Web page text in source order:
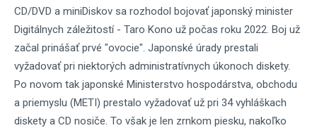
CD/DVD a miniDiskov sa rozhodol bojovať japonský minister
Digitálnych záležitostí - Taro Kono už počas roku 2022. Boj už
začal prinášať prvé "ovocie". Japonské úrady prestali
vyžadovať pri niektorých administratívnych úkonoch diskety.
Po novom tak japonské Ministerstvo hospodárstva, obchodu
a priemyslu (METI) prestalo vyžadovať už pri 34 vyhláškach
diskety a CD nosiče. To však je len zrnkom piesku, nakoľko